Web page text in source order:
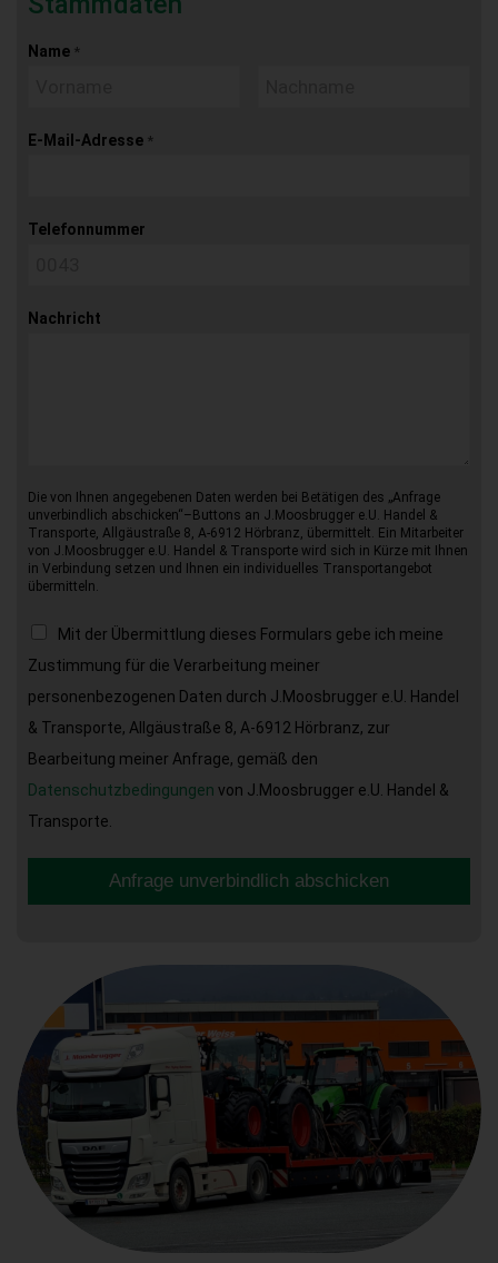
Name *
E-Mail-Adresse *
Telefonnummer
Nachricht
Die von Ihnen angegebenen Daten werden bei Betätigen des „Anfrage
unverbindlich abschicken“–Buttons an J.Moosbrugger e.U. Handel &
Transporte, Allgäustraße 8, A-6912 Hörbranz, übermittelt. Ein Mitarbeiter
von J.Moosbrugger e.U. Handel & Transporte wird sich in Kürze mit Ihnen
in Verbindung setzen und Ihnen ein individuelles Transportangebot
übermitteln.
Mit der Übermittlung dieses Formulars gebe ich meine
Zustimmung für die Verarbeitung meiner
personenbezogenen Daten durch J.Moosbrugger e.U. Handel
& Transporte, Allgäustraße 8, A-6912 Hörbranz, zur
Bearbeitung meiner Anfrage, gemäß den
Datenschutzbedingungen von J.Moosbrugger e.U. Handel &
Transporte.
Anfrage unverbindlich abschicken